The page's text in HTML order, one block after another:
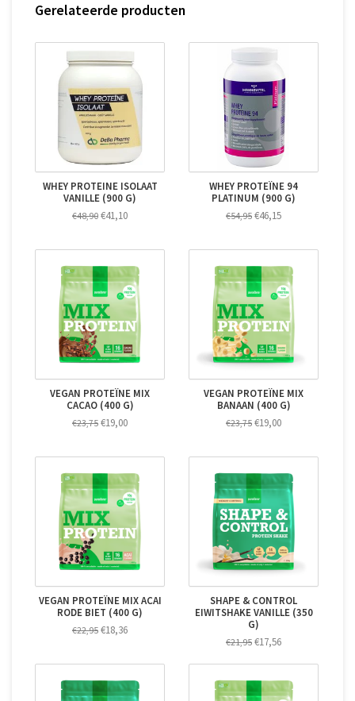
Gerelateerde producten
WHEY PROTEINE ISOLAAT
VANILLE (900 G)
€48,90 €41,10
WHEY PROTEÏNE 94
PLATINUM (900 G)
€54,95 €46,15
VEGAN PROTEÏNE MIX
CACAO (400 G)
€23,75 €19,00
VEGAN PROTEÏNE MIX
BANAAN (400 G)
€23,75 €19,00
VEGAN PROTEÏNE MIX ACAI
RODE BIET (400 G)
€22,95 €18,36
SHAPE & CONTROL
EIWITSHAKE VANILLE (350
G)
€21,95 €17,56